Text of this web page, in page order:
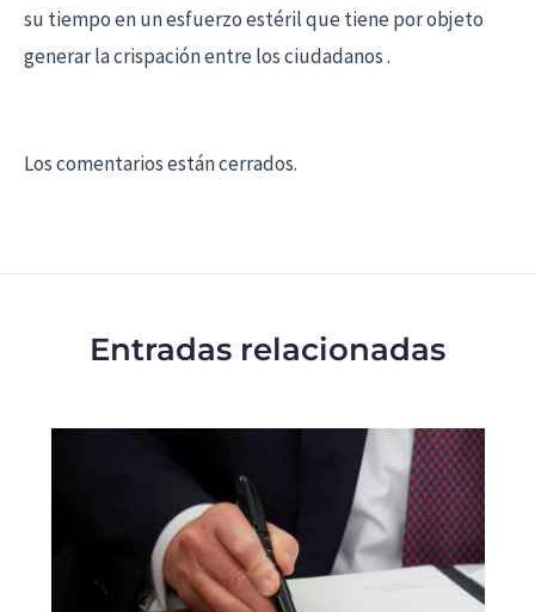
su tiempo en un esfuerzo estéril que tiene por objeto
generar la crispación entre los ciudadanos .
Los comentarios están cerrados.
Entradas relacionadas